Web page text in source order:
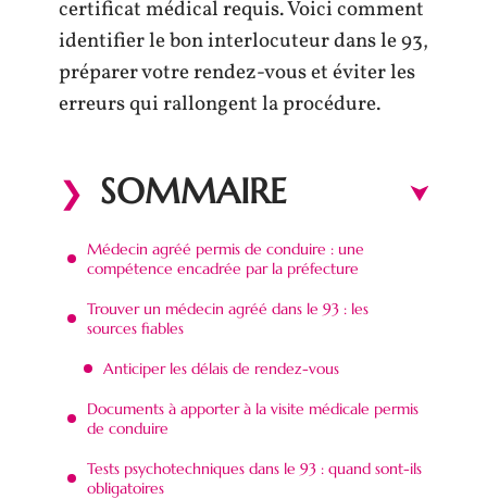
certificat médical requis. Voici comment
identifier le bon interlocuteur dans le 93,
préparer votre rendez-vous et éviter les
erreurs qui rallongent la procédure.
SOMMAIRE
Médecin agréé permis de conduire : une
compétence encadrée par la préfecture
Trouver un médecin agréé dans le 93 : les
sources fiables
Anticiper les délais de rendez-vous
Documents à apporter à la visite médicale permis
de conduire
Tests psychotechniques dans le 93 : quand sont-ils
obligatoires